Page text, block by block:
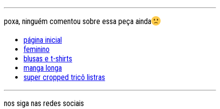
poxa, ninguém comentou sobre essa peça ainda
página inicial
feminino
blusas e t-shirts
manga longa
super cropped tricô listras
nos siga nas redes sociais